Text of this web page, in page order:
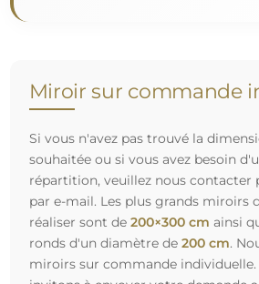
Livraison gratuite et
Vous n’avez pas à vous soucier du
occupons de faire en sorte que le
commandé arrive en toute sécurité
complètement gratuitement. Nous
propre flotte de véhicules et de
pourquoi nous pouvons vous garantir
en parfait état, sans frais
commandez un miroir de grande